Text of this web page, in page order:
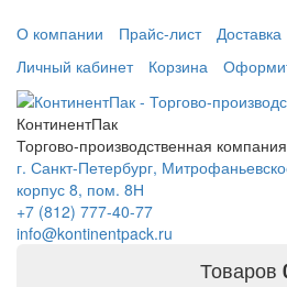
О компании Прайс-лист Доставка
Личный кабинет
Корзина
КонтинентПак
Торгово-производственная компания
г. Санкт-Петербург,
корпус 8, пом. 8Н
+7 (812) 777-40-77
info@kontinentpack.ru
Товаров